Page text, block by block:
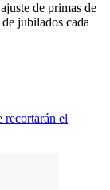
de primas de
jubilados cada